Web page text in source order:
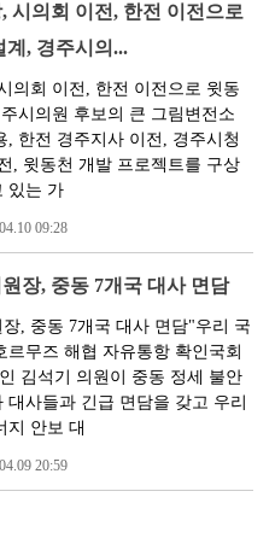
시의회 이전, 한전 이전으로
계, 경주시의...
의회 이전, 한전 이전으로 윗동
시의원 후보의 큰 그림변전소
, 한전 경주지사 이전, 경주시청
, 윗동천 개발 프로젝트를 구상
있는 가
09:28
장, 중동 7개국 대사 면담
, 중동 7개국 대사 면담"우리 국
르무즈 해협 자유통항 확인국회
김석기 의원이 중동 정세 불안
대사들과 긴급 면담을 갖고 우리
지 안보 대
20:59